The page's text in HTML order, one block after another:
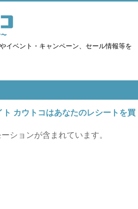
イベント・キャンペーン、セール情報等を
ト カウトコはあなたのレシートを買
ションが含まれています。